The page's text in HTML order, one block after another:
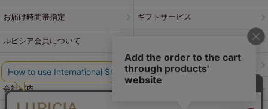
お届け時間帯指定 ギフトサービス
ルピシア会員について
ウェブサイト利用規約 特定商取引法に基づく表記
会社案内